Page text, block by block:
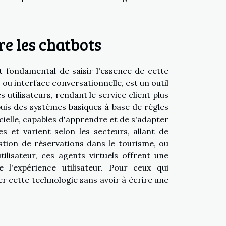
les chatbots
de saisir l'essence de cette
interface conversationnelle, est un outil
utilisateurs, rendant le service client plus
des systèmes basiques à base de règles
capables d'apprendre et de s'adapter
et varient selon les secteurs, allant de
de réservations dans le tourisme, ou
ces agents virtuels offrent une
utilisateur. Pour ceux qui
cette technologie sans avoir à écrire une